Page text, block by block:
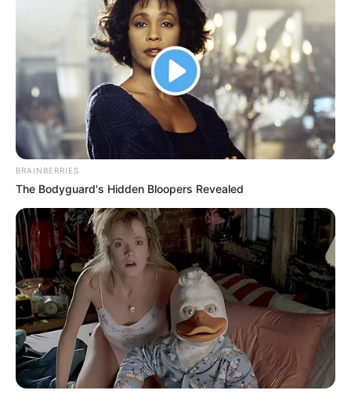
BRAINBERRIES
The Bodyguard's Hidden Bloopers Revealed